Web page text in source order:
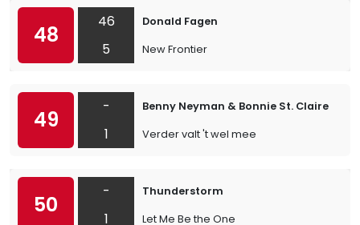
48
46
5
Donald Fagen
New Frontier
49
-
1
Benny Neyman & Bonnie St. Claire
Verder valt 't wel mee
50
-
1
Thunderstorm
Let Me Be the One